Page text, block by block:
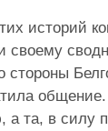
историй
своему
стороны
а та, в силу